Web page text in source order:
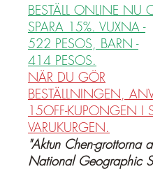
BESTÄLL ONLINE NU
SPARA 15%. VUXNA -
522 PESOS, BARN -
414 PESOS.
NÄR DU GÖR
BESTÄLLNINGEN,
15OFF-KUPONGEN I
VARUKURGEN.
"Aktun Chen-grottorna
National Geographic